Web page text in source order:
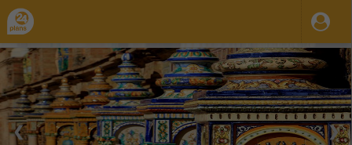
❮ ❯